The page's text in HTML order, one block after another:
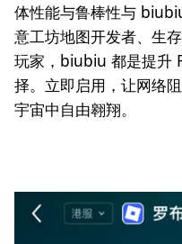
体性能与鲁棒性与
意工坊地图开发者、生
玩家，biubiu 都是提升
择。立即启用，让网络
宇宙中自由翱翔。